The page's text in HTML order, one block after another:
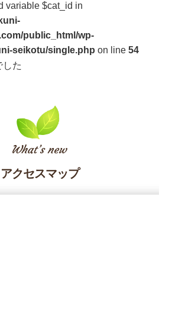
variable $cat_id in
public_html/wp-
seikotu/single.php on line 54
した
アクセスマップ